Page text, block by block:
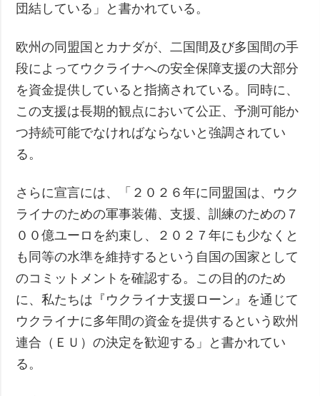
団結している」と書かれている。
欧州の同盟国とカナダが、二国間及び多国間の手
段によってウクライナへの安全保障支援の大部分
を資金提供していると指摘されている。同時に、
この支援は長期的観点において公正、予測可能か
つ持続可能でなければならないと強調されてい
る。
さらに宣言には、「２０２６年に同盟国は、ウク
ライナのための軍事装備、支援、訓練のための７
００億ユーロを約束し、２０２７年にも少なくと
も同等の水準を維持するという自国の国家として
のコミットメントを確認する。この目的のため
に、私たちは『ウクライナ支援ローン』を通じて
ウクライナに多年間の資金を提供するという欧州
連合（ＥＵ）の決定を歓迎する」と書かれてい
る。